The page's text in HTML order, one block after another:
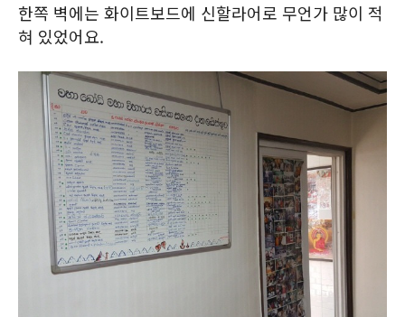
한쪽 벽에는 화이트보드에 신할라어로 무언가 많이 적
혀 있었어요.